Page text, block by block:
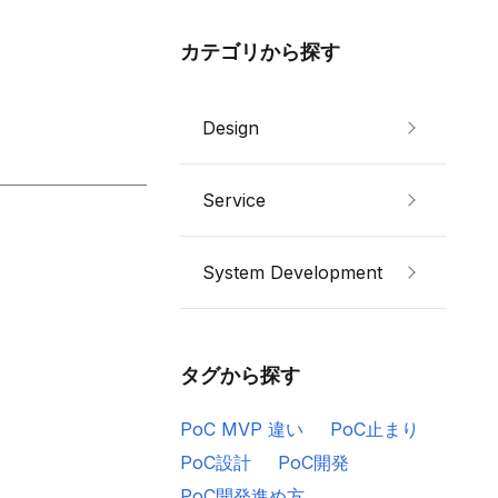
カテゴリから探す
Design
Service
System Development
タグから探す
PoC MVP 違い
PoC止まり
PoC設計
PoC開発